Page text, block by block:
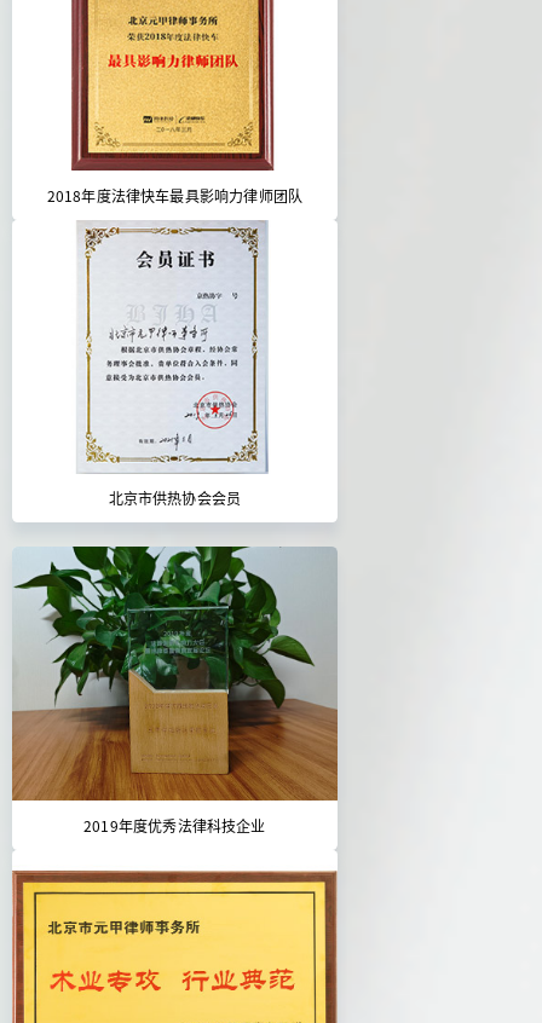
2018年度法律快车最具影响力律师团队
北京市供热协会会员
2019年度优秀法律科技企业